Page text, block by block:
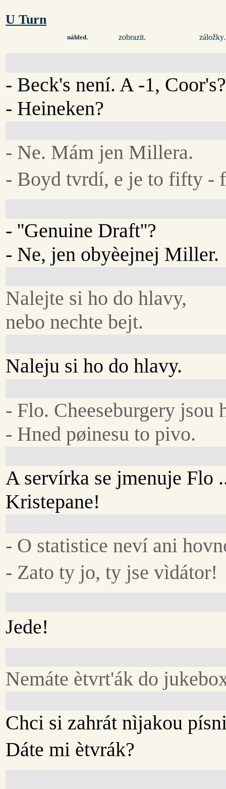
U Turn
náhled. zobrazit. záložky.
- Beck's není. A -1, Coor's?
- Heineken?
- Ne. Mám jen Millera.
- Boyd tvrdí, e je to fifty -
- ''Genuine Draft''?
- Ne, jen obyèejnej Miller.
Nalejte si ho do hlavy,
nebo nechte bejt.
Naleju si ho do hlavy.
- Flo. Cheeseburgery jsou
- Hned pøinesu to pivo.
A servírka se jmenuje Flo
Kristepane!
- O statistice neví ani
- Zato ty jo, ty jse vìdátor!
Jede!
Nemáte ètvrt'ák do
Chci si zahrát nìjakou
Dáte mi ètvrák?